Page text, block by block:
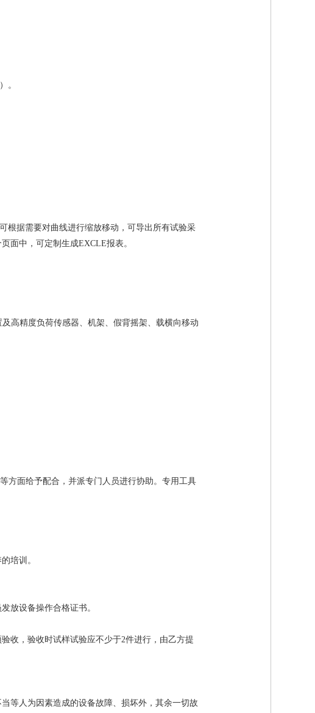
。
根据需要对曲线进行缩放移动，可导出所有试验采
面中，可定制生成EXCLE报表。
高精度负荷传感器、机架、 假背摇架、 载横向移动
方面给予配合，并派专门人员进行协助。专用工具
的培训。
放设备操作合格证书。
收，验收时试样试验应不少于2件进行，由乙方提
等人为因素造成的设备故障、损坏外，其余一切故